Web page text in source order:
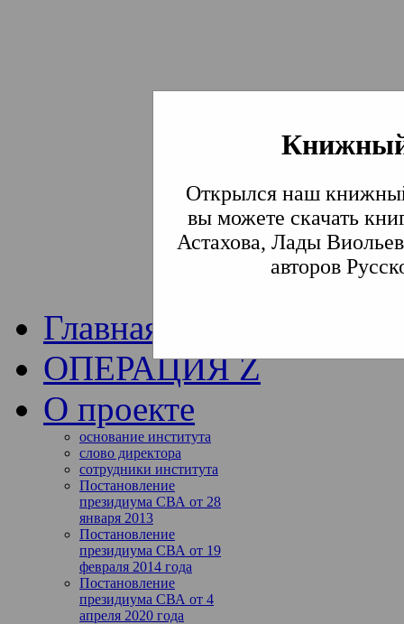
Открылся наш
вы можете скачать
Астахова, Лады
авторов
Институт
Традиции СВА
Главная
ОПЕРАЦИЯ Z
О проекте
основание института
слово директора
сотрудники института
Постановление
президиума СВА от 28
января 2013
Постановление
президиума СВА от 19
февраля 2014 года
Постановление
президиума СВА от 4
апреля 2020 года